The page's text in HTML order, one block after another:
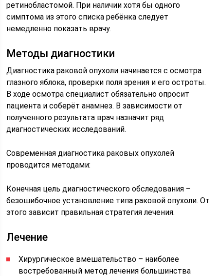
ретинобластомой. При наличии хотя бы одного
симптома из этого списка ребёнка следует
немедленно показать врачу.
Методы диагностики
Диагностика раковой опухоли начинается с осмотра
глазного яблока, проверки поля зрения и его остроты.
В ходе осмотра специалист обязательно опросит
пациента и соберёт анамнез. В зависимости от
полученного результата врач назначит ряд
диагностических исследований.
Современная диагностика раковых опухолей
проводится методами:
Конечная цель диагностического обследования –
безошибочное установление типа раковой опухоли. От
этого зависит правильная стратегия лечения.
Лечение
Хирургическое вмешательство – наиболее
востребованный метод лечения большинства